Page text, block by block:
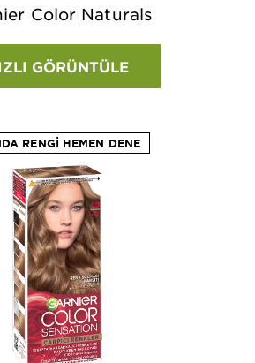
Color Naturals
GÖRÜNTÜLE
RENGI HEMEN DENE